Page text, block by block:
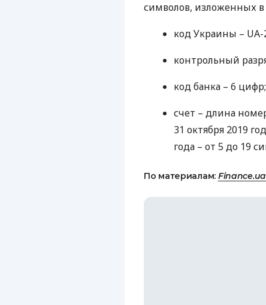
символов, изложенных в
код Украины – UA-
контрольный
код банка – 6 цифр;
счет – длина
31 октября 2019
года – от 5 до 19
По материалам: Finance.ua